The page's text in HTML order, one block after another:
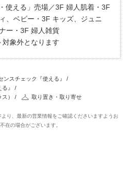
使える」売場／3F 婦人肌着・3F
、ベビー・3F キッズ、ジュニ
ー・3F 婦人雑貨
対象外となります
ンスチェック『使える』
』
）
取り置き・取り寄せ
り、最新の営業情報をご確認くださいますようお
在の場合がございます。